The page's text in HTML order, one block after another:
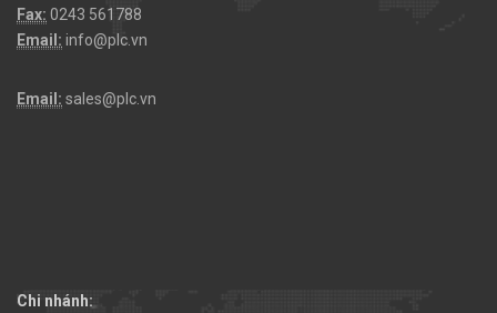
Fax: 0243 561788
Email: info@plc.vn
Email: sales@plc.vn
Chi nhánh: